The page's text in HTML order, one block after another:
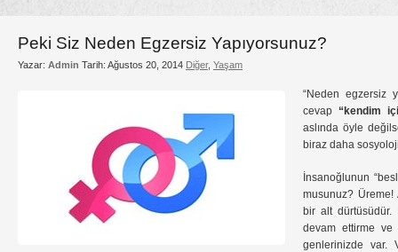
Peki Siz Neden Egzersiz Yapıyorsunuz?
Yazar: Admin Tarih: Ağustos 20, 2014 Diğer, Yaşam
“Neden egzersiz
cevap “kendim
aslında öyle
biraz daha
İnsanoğlunun
musunuz?
bir alt dürtüsüdür.
devam ettirme ve
genlerinizde var.